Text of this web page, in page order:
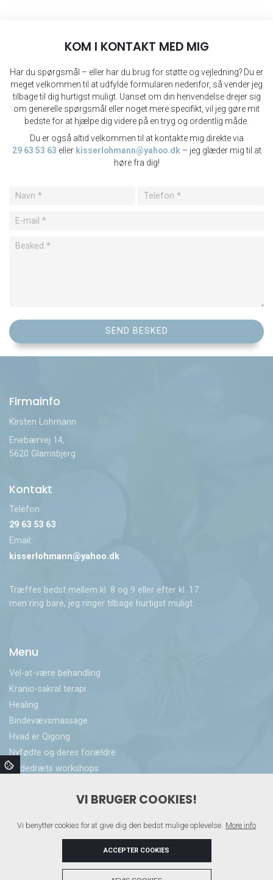
KOM I KONTAKT MED MIG
Har du spørgsmål – eller har du brug for støtte og vejledning? Du er
meget velkommen til at udfylde formularen nedenfor, så vender jeg
tilbage til dig hurtigst muligt. Uanset om din henvendelse drejer sig
om generelle spørgsmål eller noget mere specifikt, vil jeg gøre mit
bedste for at hjælpe dig videre på en tryg og ordentlig måde.
Du er også altid velkommen til at kontakte mig direkte via
29 63 53 63 eller kisserlohmann@yahoo.dk – jeg glæder mig til at
høre fra dig!
Firmainfo
Kirsten Lohmann
Enebærvej 14,
5620 Glamsbjerg
Kontakt
Telefon:
29 63 53 63
Email:
kisserlohmann@yahoo.dk
Træffes bedst mellem kl. 8 og 9 eller efter kl. 17.
men ring bare, jeg ringer tilbage hurtigst muligt.
Menu
Vel-at-være behandling
Kranio-sakral terapi​
Healing
Bindevævsmassage
Hvad er Qigong
Nyfødte og deres forældre
Åndedræts workshops
Klient historier
VI BRUGER COOKIES!
Vi benytter cookies for at give dig den bedst mulige oplevelse. More info
ACCEPTER COOKIES